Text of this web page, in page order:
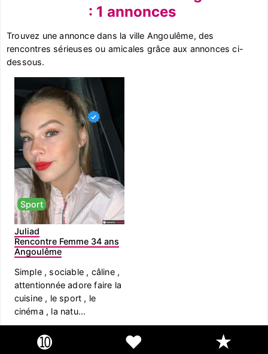
: 1 annonces
Trouvez une annonce dans la ville Angoulême, des
rencontres sérieuses ou amicales grâce aux annonces ci-
dessous.
Sport
Juliad
Rencontre Femme 34 ans
Angoulême
Simple , sociable , câline ,
attentionnée adore faire la
cuisine , le sport , le
cinéma , la natu...
➓ ❤ ★